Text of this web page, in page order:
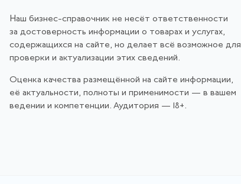
Наш бизнес-справочник не несёт ответственности
за достоверность информации о товарах и услугах,
содержащихся на сайте, но делает всё возможное для
проверки и актуализации этих сведений.
Оценка качества размещённой на сайте информации,
её актуальности, полноты и применимости — в вашем
ведении и компетенции. Аудитория — 18+.